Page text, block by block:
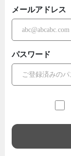
メールアドレス
パスワード